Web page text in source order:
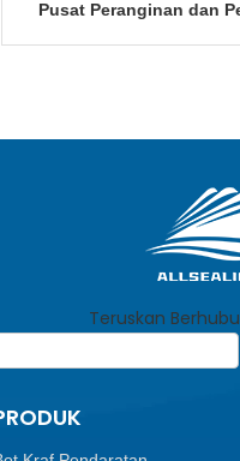
Pusat Peranginan dan
Teruskan